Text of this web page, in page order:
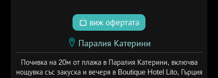
виж офертата
Паралия Катерини
Почивка на 20м от плажа в Паралия Катерини, включва
нощувка със закуска и вечеря в Boutique Hotel Lito, Гърция